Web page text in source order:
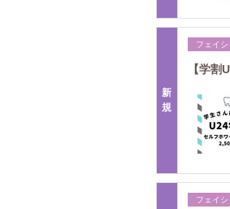
新
規
フェイ
【学
フェイ